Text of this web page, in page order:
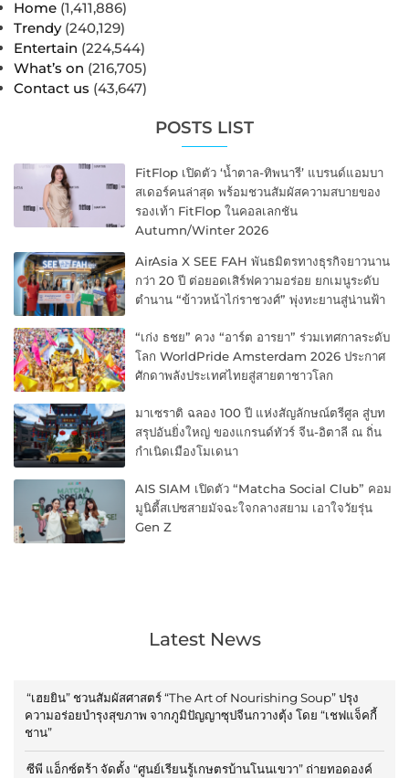
Home (1,411,886)
Trendy (240,129)
Entertain (224,544)
What’s on (216,705)
Contact us (43,647)
POSTS LIST
FitFlop เปิดตัว ‘น้ำตาล-ทิพนารี’ แบรนด์แอมบา
สเดอร์คนล่าสุด พร้อมชวนสัมผัสความสบายของ
รองเท้า FitFlop ในคอลเลกชัน
Autumn/Winter 2026
AirAsia X SEE FAH พันธมิตรทางธุรกิจยาวนาน
กว่า 20 ปี ต่อยอดเสิร์ฟความอร่อย ยกเมนูระดับ
ตำนาน “ข้าวหน้าไก่ราชวงศ์” พุ่งทะยานสู่น่านฟ้า
“เก่ง ธชย” ควง “อาร์ต อารยา” ร่วมเทศกาลระดับ
โลก WorldPride Amsterdam 2026 ประกาศ
ศักดาพลังประเทศไทยสู่สายตาชาวโลก
มาเซราติ ฉลอง 100 ปี แห่งสัญลักษณ์ตรีศูล สู่บท
สรุปอันยิ่งใหญ่ ของแกรนด์ทัวร์ จีน-อิตาลี ณ ถิ่น
กำเนิดเมืองโมเดนา
AIS SIAM เปิดตัว “Matcha Social Club” คอม
มูนิตี้สเปซสายมัจฉะใจกลางสยาม เอาใจวัยรุ่น
Gen Z
Latest News
“เฮยยิน” ชวนสัมผัสศาสตร์ “The Art of Nourishing Soup” ปรุง
ความอร่อยบำรุงสุขภาพ จากภูมิปัญญาซุปจีนกวางตุ้ง โดย “เชฟแจ็คกี้
ชาน”
ซีพี แอ็กซ์ตร้า จัดตั้ง “ศูนย์เรียนรู้เกษตรบ้านโนนเขวา” ถ่ายทอดองค์